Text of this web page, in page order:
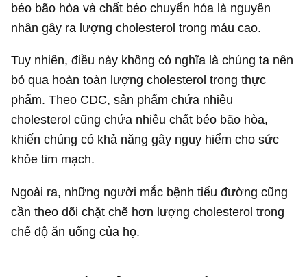
béo bão hòa và chất béo chuyển hóa là nguyên
nhân gây ra lượng cholesterol trong máu cao.
Tuy nhiên, điều này không có nghĩa là chúng ta nên
bỏ qua hoàn toàn lượng cholesterol trong thực
phẩm. Theo CDC, sản phẩm chứa nhiều
cholesterol cũng chứa nhiều chất béo bão hòa,
khiến chúng có khả năng gây nguy hiểm cho sức
khỏe tim mạch.
Ngoài ra, những người mắc bệnh tiểu đường cũng
cần theo dõi chặt chẽ hơn lượng cholesterol trong
chế độ ăn uống của họ.